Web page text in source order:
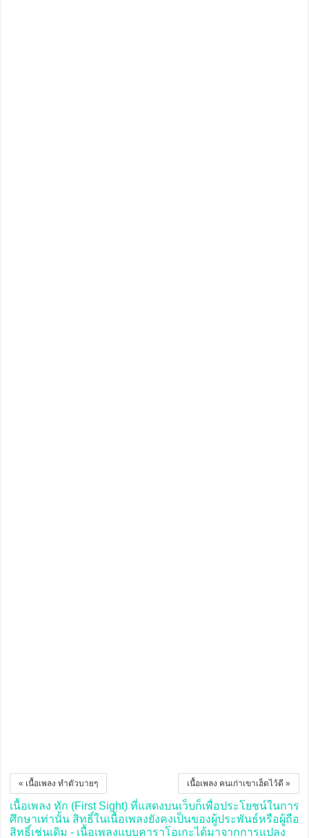
เนื้อเพลง คนเก่าเขาเฮ็ดไว้ดี »
« เนื้อเพลง ทำตัวบายๆ
เนื้อเพลง ทัก (First Sight) ที่แสดงบนเว็บก็เพื่อประโยชน์ในการ
ศึกษาเท่านั้น สิทธิ์ในเนื้อเพลงยังคงเป็นของผู้ประพันธ์หรือผู้ถือ
สิทธิ์เช่นเดิม - เนื้อเพลงแบบคาราโอเกะได้มาจากการแปลง